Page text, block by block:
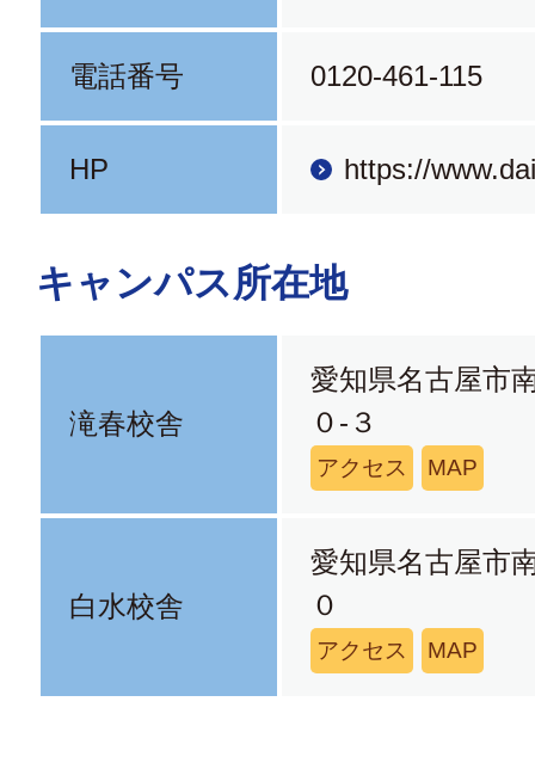
電話番号 0120-461-115
HP https://
キャンパス所在地
滝春校舎
愛知県名古屋市
０-３
アクセス MAP
白水校舎
愛知県名古屋市
０
アクセス MAP